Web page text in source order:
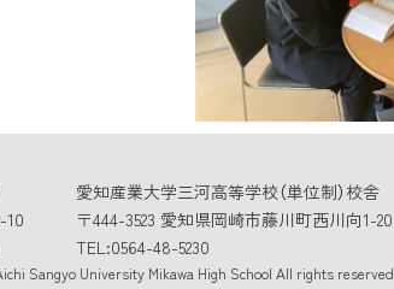
10
愛知産業大学三河高等学校（単位制）校舎
〒444-3523 愛知県岡崎市藤川町西川向1-20
TEL:0564-48-5230
Sangyo University Mikawa High School All rights reserved.